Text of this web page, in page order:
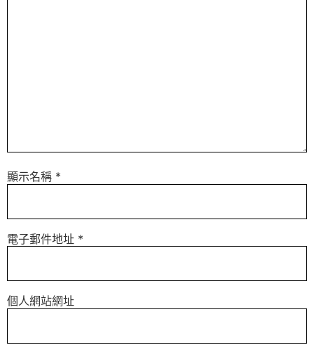
顯示名稱 *
電子郵件地址 *
個人網站網址